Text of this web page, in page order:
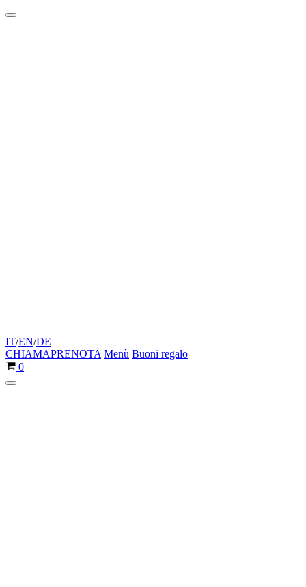
Menu
IT/EN/DE
CHIAMAPRENOTA Menù Buoni regalo
Carrello
0
Menu